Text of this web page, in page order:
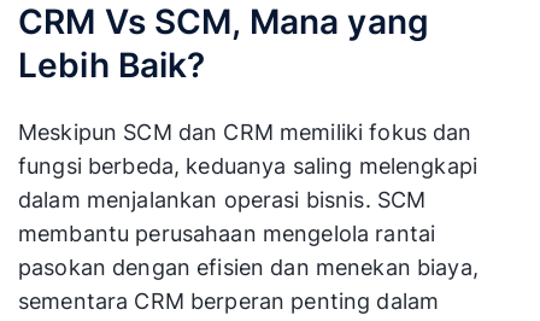
CRM Vs SCM, Mana yang
Lebih Baik?
Meskipun SCM dan CRM memiliki fokus dan
fungsi berbeda, keduanya saling melengkapi
dalam menjalankan operasi bisnis. SCM
membantu perusahaan mengelola rantai
pasokan dengan efisien dan menekan biaya,
sementara CRM berperan penting dalam